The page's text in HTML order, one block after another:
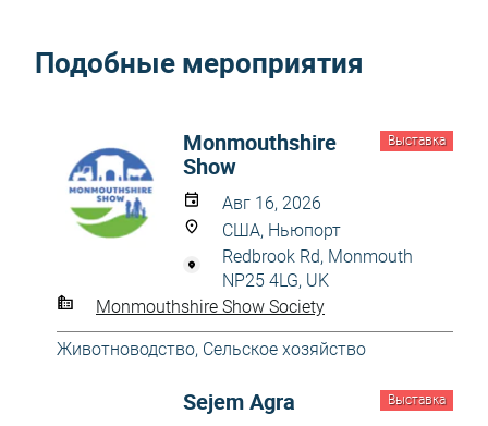
Подобные мероприятия
Выставка
Monmouthshire
Show
Авг 16, 2026
США, Ньюпорт
Redbrook Rd, Monmouth
NP25 4LG, UK
Monmouthshire Show Society
Животноводство, Сельское хозяйство
Выставка
Sejem Agra